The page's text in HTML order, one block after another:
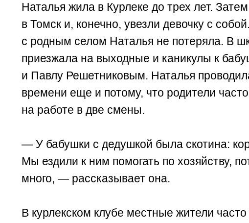
Наталья жила в Курлеке до трех лет.
в Томск и, конечно, увезли девочку с
с родным селом Наталья не потеряла. В
приезжала на выходные и каникулы к
и Павлу Решетниковым. Наталья
времени еще и потому, что родители
на работе в две смены.
— У бабушки с дедушкой была скотина:
Мы ездили к ним помогать по хозяйству,
много, — рассказывает она.
В курлекском клубе местные жители